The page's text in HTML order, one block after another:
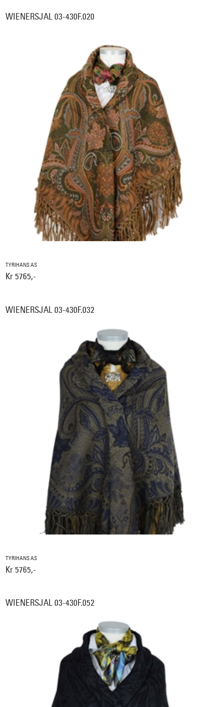
WIENERSJAL 03-430F.020
TYRIHANS AS
Kr 5765,-
WIENERSJAL 03-430F.032
TYRIHANS AS
Kr 5765,-
WIENERSJAL 03-430F.052